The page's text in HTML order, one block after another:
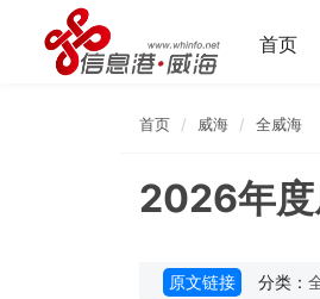
首页
首页 威海 全威海
2026年度
原文链接 分类：